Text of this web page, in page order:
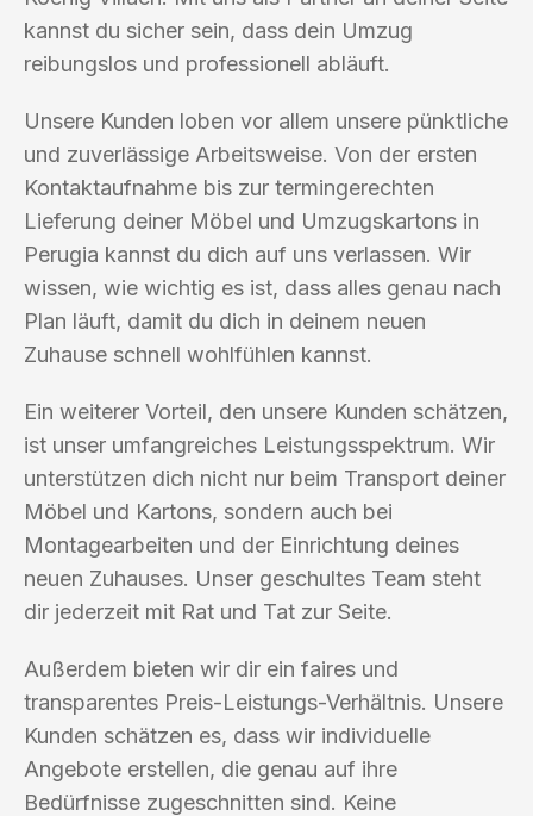
kannst du sicher sein, dass dein Umzug
reibungslos und professionell abläuft.
Unsere Kunden loben vor allem unsere pünktliche
und zuverlässige Arbeitsweise. Von der ersten
Kontaktaufnahme bis zur termingerechten
Lieferung deiner Möbel und Umzugskartons in
Perugia kannst du dich auf uns verlassen. Wir
wissen, wie wichtig es ist, dass alles genau nach
Plan läuft, damit du dich in deinem neuen
Zuhause schnell wohlfühlen kannst.
Ein weiterer Vorteil, den unsere Kunden schätzen,
ist unser umfangreiches Leistungsspektrum. Wir
unterstützen dich nicht nur beim Transport deiner
Möbel und Kartons, sondern auch bei
Montagearbeiten und der Einrichtung deines
neuen Zuhauses. Unser geschultes Team steht
dir jederzeit mit Rat und Tat zur Seite.
Außerdem bieten wir dir ein faires und
transparentes Preis-Leistungs-Verhältnis. Unsere
Kunden schätzen es, dass wir individuelle
Angebote erstellen, die genau auf ihre
Bedürfnisse zugeschnitten sind. Keine